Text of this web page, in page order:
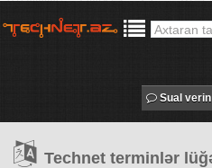
Sual verin
Technet terminlər